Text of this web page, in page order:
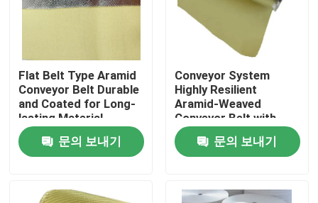
제품
동영상
Flat Belt Type Aramid
Conveyor Belt Durable
and Coated for Long-
lasting Material
Transfer
문의 보내기
Conveyor System
Highly Resilient
Aramid-Weaved
Conveyor Belt with
Excellent Abrasion
Resistance문의 보내기